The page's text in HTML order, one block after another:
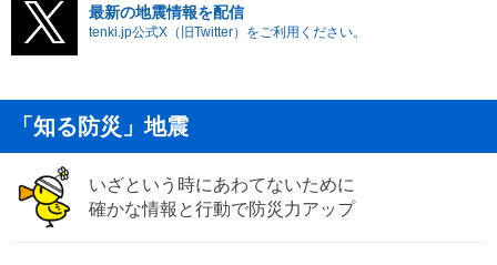
最新の地震情報を配信
tenki.jp公式X（旧Twitter）をご利用ください。
「知る防災」地震
いざという時にあわてないために
確かな情報と行動で防災力アップ